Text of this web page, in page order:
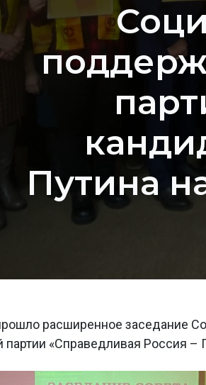
Путина
расширенное заседание
партии «Справедливая Россия